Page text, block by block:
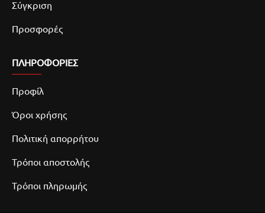
Σύγκριση
Προσφορές
ΠΛΗΡΟΦΟΡΙΕΣ
Προφίλ
Όροι χρήσης
Πολιτική απορρήτου
Τρόποι αποστολής
Τρόποι πληρωμής